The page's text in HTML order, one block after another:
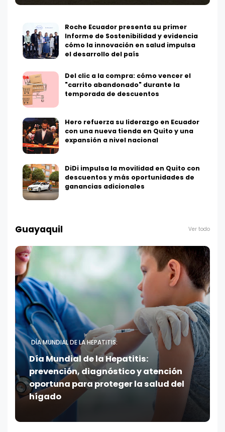
Roche Ecuador presenta su primer
Informe de Sostenibilidad y evidencia
cómo la innovación en salud impulsa
el desarrollo del país
Del clic a la compra: cómo vencer el
"carrito abandonado" durante la
temporada de descuentos
Hero refuerza su liderazgo en Ecuador
con una nueva tienda en Quito y una
expansión a nivel nacional
DiDi impulsa la movilidad en Quito con
descuentos y más oportunidades de
ganancias adicionales
Guayaquil Ver todo
DÍA MUNDIAL DE LA HEPATITIS:
Día Mundial de la Hepatitis:
prevención, diagnóstico y atención
oportuna para proteger la salud del
hígado